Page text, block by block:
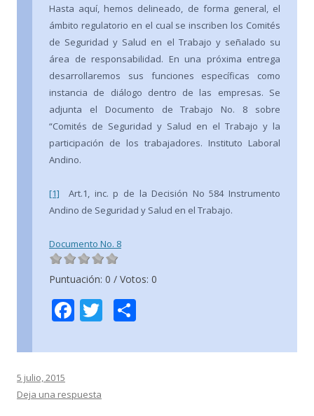
Hasta aquí, hemos delineado, de forma general, el
ámbito regulatorio en el cual se inscriben los Comités
de Seguridad y Salud en el Trabajo y señalado su
área de responsabilidad. En una próxima entrega
desarrollaremos sus funciones específicas como
instancia de diálogo dentro de las empresas. Se
adjunta el Documento de Trabajo No. 8 sobre
“Comités de Seguridad y Salud en el Trabajo y la
participación de los trabajadores. Instituto Laboral
Andino.
[1] Art.1, inc. p de la Decisión No 584 Instrumento
Andino de Seguridad y Salud en el Trabajo.
Documento No. 8
Puntuación: 0 / Votos: 0
F
e
o
T
itt m
5 julio, 2015
Deja una respuesta